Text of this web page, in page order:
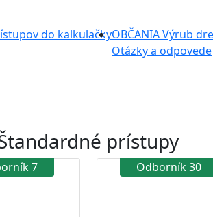
do kalkulačkyOBČANIAVýrub
Otázky a odpovede
prístupy
7 Odborník 30